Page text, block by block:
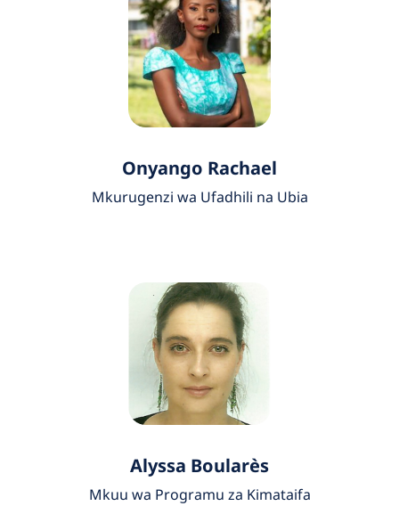
Onyango Rachael
Mkurugenzi wa Ufadhili na Ubia
Alyssa Boularès​
Mkuu wa Programu za Kimataifa